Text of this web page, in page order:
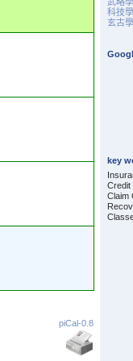
piCal-0.8
科技
玄古
key
Credit
Claim